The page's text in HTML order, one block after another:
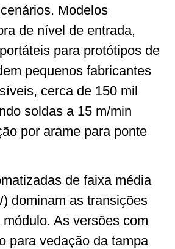
Modelos
de nível de entrada,
para protótipos de
pequenos fabricantes
cerca de 150 mil
soldas a 15 m/min
por arame para ponte
de faixa média
dominam as transições
As versões com
para vedação da tampa